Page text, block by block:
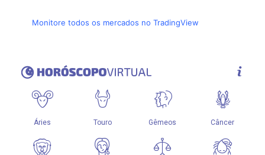
Monitore todos os mercados no TradingView